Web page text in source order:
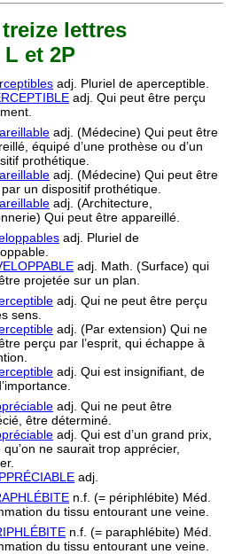
lettres
et 2P
adj. Pluriel de aperceptible.
adj. Qui peut être perçu
adj. (Médecine) Qui peut être
équipé d’une prothèse ou d’un
prothétique.
adj. (Médecine) Qui peut être
un dispositif prothétique.
adj. (Architecture,
Qui peut être appareillé.
adj. Pluriel de
adj. Math. (Surface) qui
projetée sur un plan.
adj. Qui ne peut être perçu
sens.
adj. (Par extension) Qui ne
perçu par l’esprit, qui échappe à
adj. Qui est insignifiant, de
adj. Qui ne peut être
être déterminé.
adj. Qui est d’un grand prix,
qu’on ne saurait trop apprécier,
adj.
n.f. (= périphlébite) Méd.
du tissu entourant une veine.
n.f. (= paraphlébite) Méd.
du tissu entourant une veine.